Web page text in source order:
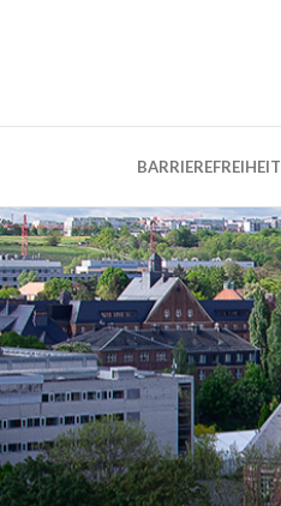
BARRIEREFREIHEIT